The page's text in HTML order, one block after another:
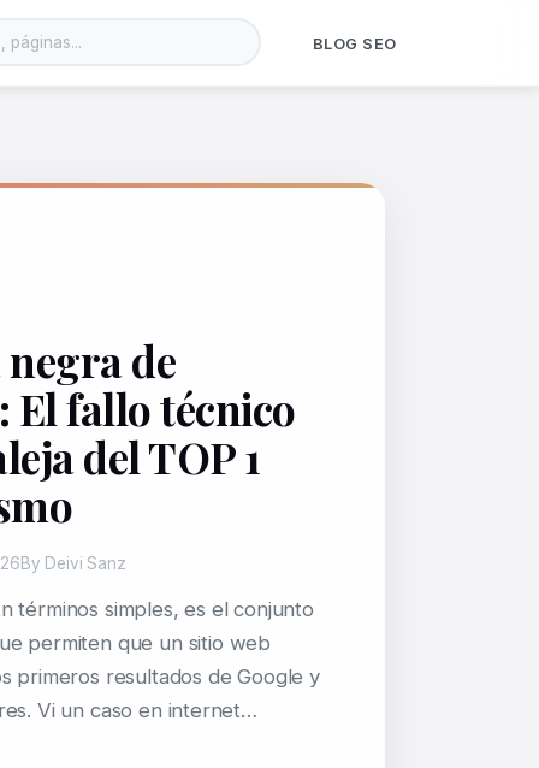
BLOG SEO
de
El fallo técnico
del TOP 1
By Deivi Sanz
términos simples, es el conjunto
permiten que un sitio web
primeros resultados de Google y
Vi un caso en internet…